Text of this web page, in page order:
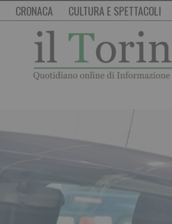
CRONACA CULTURA E SPETTACOLI